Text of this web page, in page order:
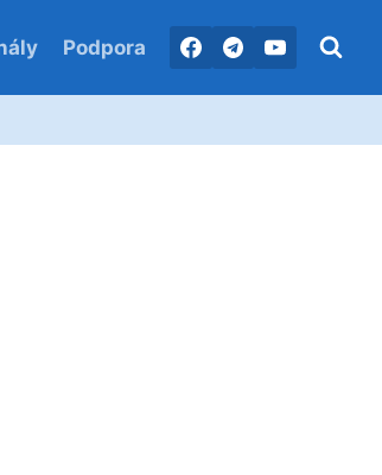
Podpora